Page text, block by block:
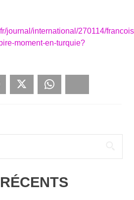
journal/international/270114/
moment-en-turquie?
Pin­te­rest Twit­ter